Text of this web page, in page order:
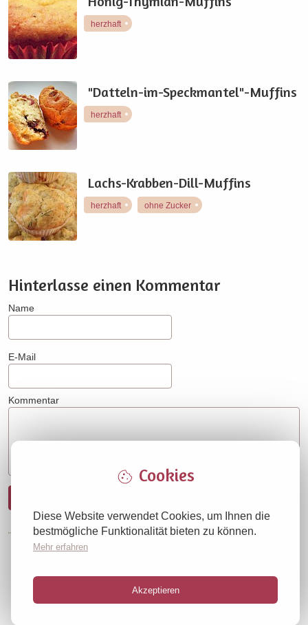
herzhaft
"Datteln-im-Speckmantel"-Muffins
herzhaft
Lachs-Krabben-Dill-Muffins
herzhaft ohne Zucker
Hinterlasse einen Kommentar
Name
E-Mail
Kommentar
Cookies
Diese Website verwendet Cookies, um Ihnen die
bestmögliche Funktionalität bieten zu können.
Mehr erfahren
Akzeptieren
© muffinwunder.de 2012 - 2026